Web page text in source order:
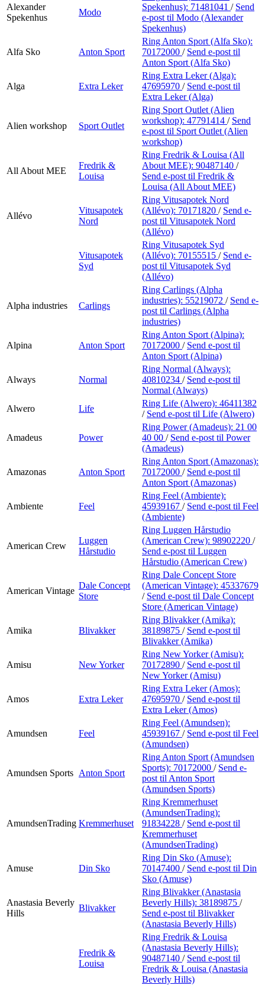
Alexander
Spekenhus
Modo
Spekenhus): 71481041 / Send
e-post til Modo (Alexander
Spekenhus)
Alfa Sko Anton Sport
Ring Anton Sport (Alfa Sko):
70172000 / Send e-post til
Anton Sport (Alfa Sko)
Alga Extra Leker
Ring Extra Leker (Alga):
47695970 / Send e-post til
Extra Leker (Alga)
Alien workshop Sport Outlet
Ring Sport Outlet (Alien
workshop): 47791414 / Send
e-post til Sport Outlet (Alien
workshop)
All About MEE
Fredrik &
Louisa
Ring Fredrik & Louisa (All
About MEE): 90487140 /
Send e-post til Fredrik &
Louisa (All About MEE)
Allévo
Vitusapotek
Nord
Ring Vitusapotek Nord
(Allévo): 70171820 / Send e-
post til Vitusapotek Nord
(Allévo)
Vitusapotek
Syd
Ring Vitusapotek Syd
(Allévo): 70155515 / Send e-
post til Vitusapotek Syd
(Allévo)
Alpha industries Carlings
Ring Carlings (Alpha
industries): 55219072 / Send e-
post til Carlings (Alpha
industries)
Alpina Anton Sport
Ring Anton Sport (Alpina):
70172000 / Send e-post til
Anton Sport (Alpina)
Always Normal
Ring Normal (Always):
40810234 / Send e-post til
Normal (Always)
Alwero
Life
Ring Life (Alwero): 46411382
/ Send e-post til Life (Alwero)
Amadeus Power
Ring Power (Amadeus): 21 00
40 00 / Send e-post til Power
(Amadeus)
Amazonas Anton Sport
Ring Anton Sport (Amazonas):
70172000 / Send e-post til
Anton Sport (Amazonas)
Ambiente Feel
Ring Feel (Ambiente):
45939167 / Send e-post til Feel
(Ambiente)
American Crew
Luggen
Hårstudio
Ring Luggen Hårstudio
(American Crew): 98902220 /
Send e-post til Luggen
Hårstudio (American Crew)
American Vintage
Dale Concept
Store
Ring Dale Concept Store
(American Vintage): 45337679
/ Send e-post til Dale Concept
Store (American Vintage)
Amika Blivakker
Ring Blivakker (Amika):
38189875 / Send e-post til
Blivakker (Amika)
Amisu New Yorker
Ring New Yorker (Amisu):
70172890 / Send e-post til
New Yorker (Amisu)
Amos Extra Leker
Ring Extra Leker (Amos):
47695970 / Send e-post til
Extra Leker (Amos)
Amundsen Feel
Ring Feel (Amundsen):
45939167 / Send e-post til Feel
(Amundsen)
Amundsen Sports Anton Sport
Ring Anton Sport (Amundsen
Sports): 70172000 / Send e-
post til Anton Sport
(Amundsen Sports)
AmundsenTrading Kremmerhuset
Ring Kremmerhuset
(AmundsenTrading):
91834228 / Send e-post til
Kremmerhuset
(AmundsenTrading)
Amuse Din Sko
Ring Din Sko (Amuse):
70147400 / Send e-post til Din
Sko (Amuse)
Anastasia Beverly
Hills
Blivakker
Ring Blivakker (Anastasia
Beverly Hills): 38189875 /
Send e-post til Blivakker
(Anastasia Beverly Hills)
Fredrik &
Louisa
Ring Fredrik & Louisa
(Anastasia Beverly Hills):
90487140 / Send e-post til
Fredrik & Louisa (Anastasia
Beverly Hills)